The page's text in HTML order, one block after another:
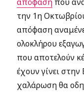
την 1η
απόφαση
ολοκλήρου
που αποτελούν
έχουν γίνει
χαλάρωση θα